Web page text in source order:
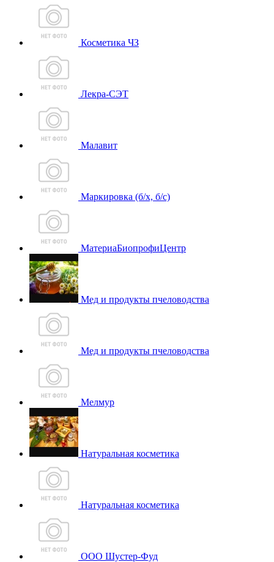
Косметика ЧЗ
Лекра-СЭТ
Малавит
Маркировка (б/х, б/с)
МатериаБиопрофиЦентр
Мед и продукты пчеловодства
Мед и продукты пчеловодства
Мелмур
Натуральная косметика
Натуральная косметика
ООО Шустер-Фуд